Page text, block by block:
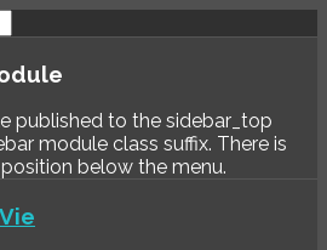
published to the sidebar_top
module class suffix. There is
below the menu.